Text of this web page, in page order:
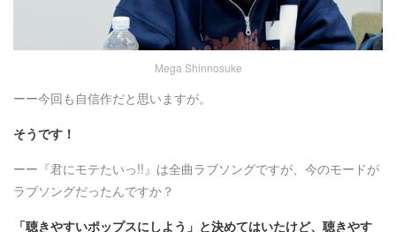
Mega Shinnosuke
ーー今回も自信作だと思いますが。
そうです！
ーー『君にモテたいっ!!』は全曲ラブソングですが、今のモードが
ラブソングだったんですか？
「聴きやすいポップスにしよう」と決めてはいたけど、聴きやす